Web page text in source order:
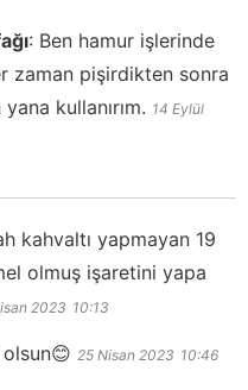
: Ben hamur işlerinde
zaman pişirdikten sonra
kullanırım. 14 Eylül
kahvaltı yapmayan 19
olmuş işaretini yapa
2023 10:13
25 Nisan 2023 10:46